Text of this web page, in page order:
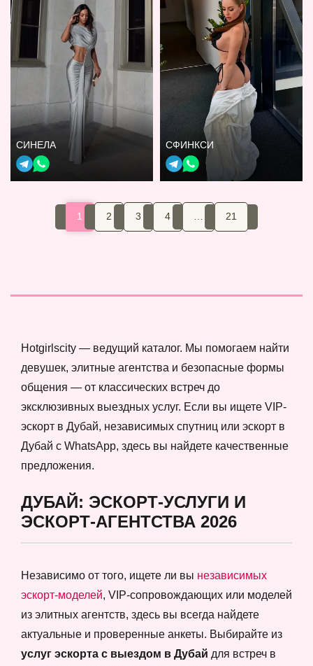
СИНЕЛА СФИНКСИ
1 2 3 4 21
Hotgirlscity — ведущий каталог. Мы помогаем найти
девушек, элитные агентства и безопасные формы
общения — от классических встреч до
эксклюзивных выездных услуг. Если вы ищете VIP-
эскорт в Дубай, независимых спутниц или эскорт в
Дубай с WhatsApp, здесь вы найдете качественные
предложения.
ДУБАЙ: ЭСКОРТ-УСЛУГИ И
ЭСКОРТ-АГЕНТСТВА 2026
Независимо от того, ищете ли вы независимых
эскорт-моделей, VIP-сопровождающих или моделей
из элитных агентств, здесь вы всегда найдете
актуальные и проверенные анкеты. Выбирайте из
услуг эскорта с выездом в Дубай для встреч в